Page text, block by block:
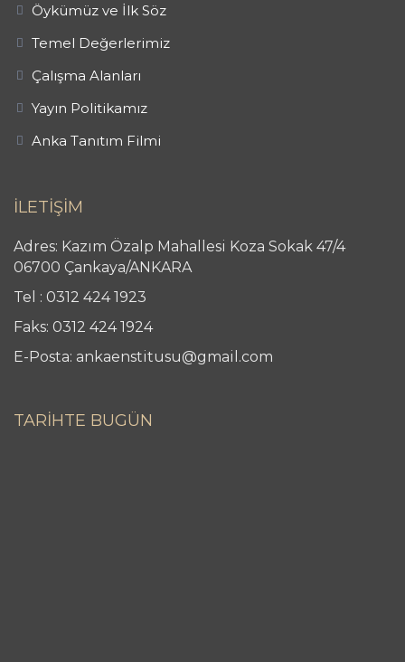
Öykümüz ve İlk Söz
Temel Değerlerimiz
Çalışma Alanları
Yayın Politikamız
Anka Tanıtım Filmi
İLETİŞİM
Adres: Kazım Özalp Mahallesi Koza Sokak 47/4
06700 Çankaya/ANKARA
Tel : 0312 424 1923
Faks: 0312 424 1924
E-Posta: ankaenstitusu@gmail.com
TARİHTE BUGÜN